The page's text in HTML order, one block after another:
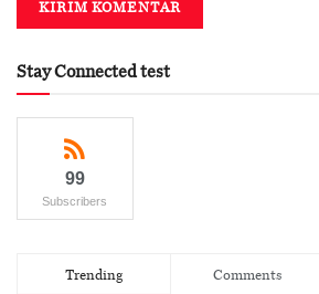
Stay Connected test
99
Subscribers
Trending Comments